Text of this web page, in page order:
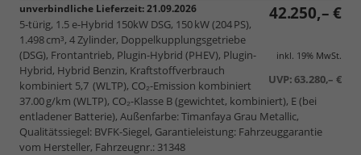
42.250,– €
inkl. 19% MwSt.
UVP:63.280,– €
unverbindliche Lieferzeit:21.09.2026
5-türig, 1.5 e-Hybrid 150kW DSG, 150 kW (204 PS),
1.498 cm³, 4 Zylinder, Doppelkupplungsgetriebe
(DSG), Frontantrieb, Plugin-Hybrid (PHEV), Plugin-
Hybrid, Hybrid Benzin, Kraftstoffverbrauch
kombiniert 5,7 (WLTP), CO₂-Emission kombiniert
37.00 g/km (WLTP), CO₂-Klasse B (gewichtet, kombiniert), E (bei
entladener Batterie), Außenfarbe: Timanfaya Grau Metallic,
Qualitätssiegel: BVFK-Siegel, Garantieleistung: Fahrzeuggarantie
vom Hersteller, Fahrzeugnr.: 31348